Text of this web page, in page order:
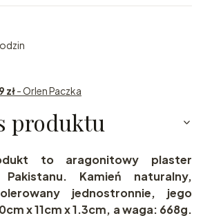
zł- Orlen Paczka
produktu
to aragonitowy plaster
Kamień naturalny,
jednostronnie, jego
x 11cm x 1.3cm, a waga: 668g.